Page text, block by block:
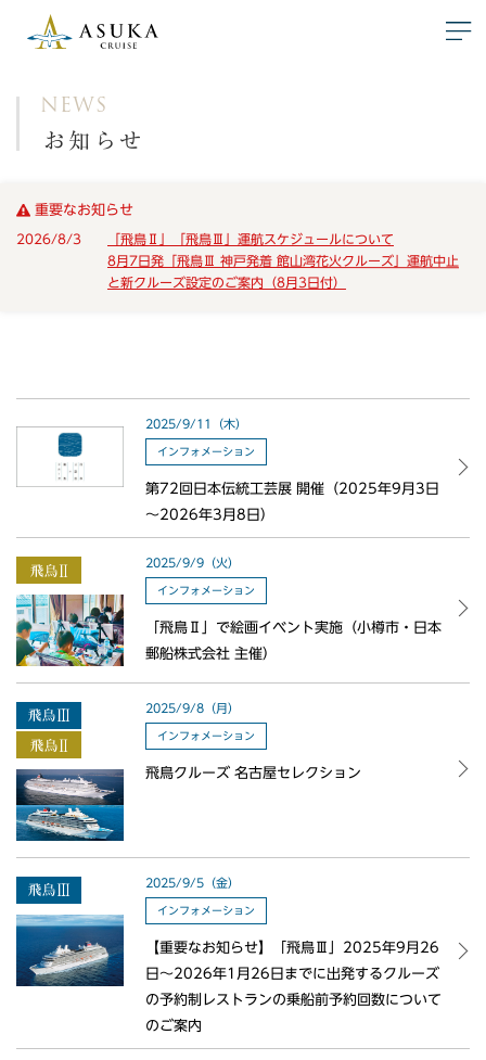
NEWS
お知らせ
重要なお知らせ
2026/8/3 「飛鳥Ⅱ」「飛鳥Ⅲ」運航スケジュールについて
8月7日発「飛鳥Ⅲ 神戸発着 館山湾花火クルーズ」運航中止
と新クルーズ設定のご案内（8月3日付）
2025/9/11（木）
インフォメーション
第72回日本伝統工芸展 開催（2025年9月3日
～2026年3月8日）
2025/9/9（火）
インフォメーション
「飛鳥Ⅱ」で絵画イベント実施（小樽市・日本
郵船株式会社 主催）
2025/9/8（月）
インフォメーション
飛鳥クルーズ 名古屋セレクション
2025/9/5（金）
インフォメーション
【重要なお知らせ】「飛鳥Ⅲ」2025年9月26
日～2026年1月26日までに出発するクルーズ
の予約制レストランの乗船前予約回数について
のご案内